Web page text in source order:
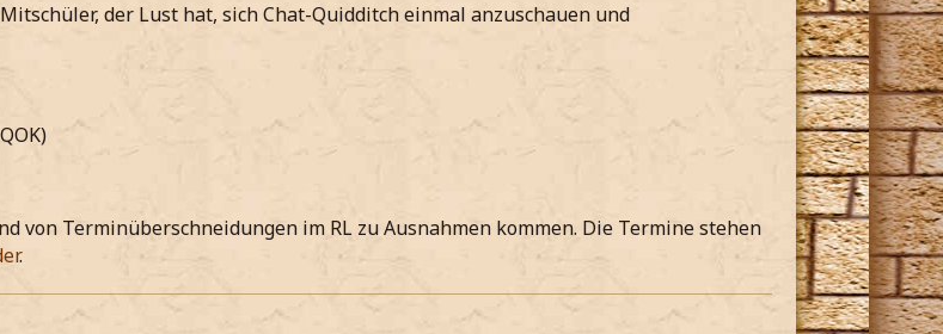
der Lust hat, sich Chat-Quidditch einmal anzuschauen und
von Terminüberschneidungen im RL zu Ausnahmen kommen. Die Termine stehen
.